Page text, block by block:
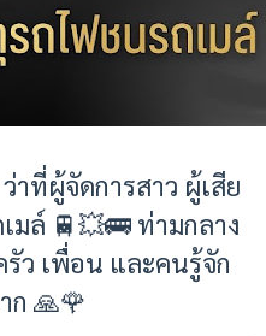
าที่ผู้จัดการสาว ผู้เสีย
มล์ 🚆💥🚌 ท่ามกลาง
ว เพื่อน และคนรู้จัก
ก 🙏🌹